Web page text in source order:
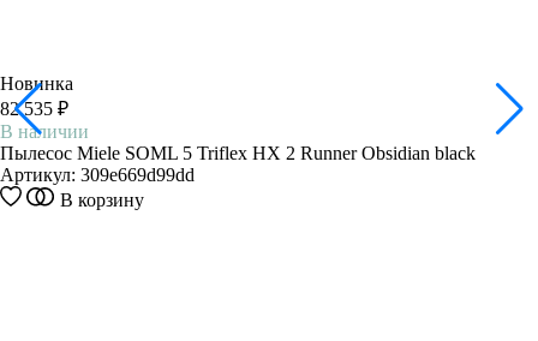
Новинка
82 535 ₽
В наличии
Пылесос Miele SOML 5 Triflex HX 2 Runner Obsidian black
Артикул: 309e669d99dd
В корзину